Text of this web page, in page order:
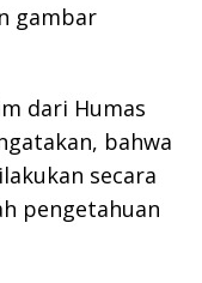
gambar
dari Humas
bahwa
secara
pengetahuan